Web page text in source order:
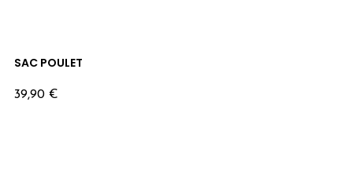
SAC POULET
Prix
39,90 €